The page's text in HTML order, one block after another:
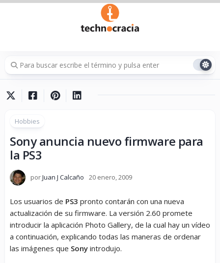
Saltar
Hobbies
Sony anuncia nuevo firmware para
la PS3
porJuan J Calcaño 20 enero, 2009
Los usuarios de PS3 pronto contarán con una nueva
actualización de su firmware. La versión 2.60 promete
introducir la aplicación Photo Gallery, de la cual hay un vídeo
a continuación, explicando todas las maneras de ordenar
las imágenes que Sony introdujo.